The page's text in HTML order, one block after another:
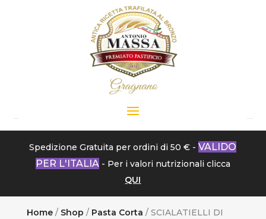
Spedizione Gratuita per ordini di 50 € -VALIDO
PER L'ITALIA- Per i valori nutrizionali clicca
QUI
Home/ Shop / Pasta Corta / SCIALATIELLI DI